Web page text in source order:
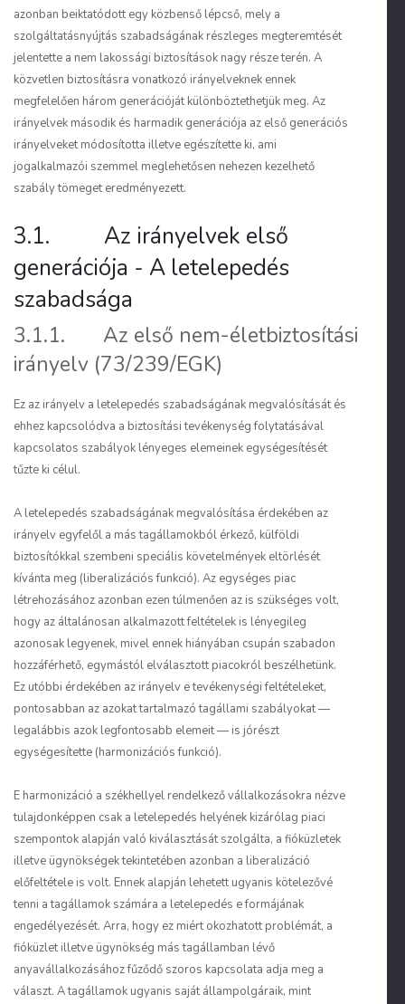
azonban beiktatódott egy közbenső lépcső, mely a
szolgáltatásnyújtás szabadságának részleges megteremtését
jelentette a nem lakossági biztosítások nagy része terén. A
közvetlen biztosításra vonatkozó irányelveknek ennek
megfelelően három generációját különböztethetjük meg. Az
irányelvek második és harmadik generációja az első generációs
irányelveket módosította illetve egészítette ki, ami
jogalkalmazói szemmel meglehetősen nehezen kezelhető
szabály tömeget eredményezett.
3.1. Az irányelvek első
generációja - A letelepedés
szabadsága
3.1.1. Az első nem-életbiztosítási
irányelv (73/239/EGK)
Ez az irányelv a letelepedés szabadságának megvalósítását és
ehhez kapcsolódva a biztosítási tevékenység folytatásával
kapcsolatos szabályok lényeges elemeinek egységesítését
tűzte ki célul.
A letelepedés szabadságának megvalósítása érdekében az
irányelv egyfelől a más tagállamokból érkező, külföldi
biztosítókkal szembeni speciális követelmények eltörlését
kívánta meg (liberalizációs funkció). Az egységes piac
létrehozásához azonban ezen túlmenően az is szükséges volt,
hogy az általánosan alkalmazott feltételek is lényegileg
azonosak legyenek, mivel ennek hiányában csupán szabadon
hozzáférhető, egymástól elválasztott piacokról beszélhetünk.
Ez utóbbi érdekében az irányelv e tevékenységi feltételeket,
pontosabban az azokat tartalmazó tagállami szabályokat —
legalábbis azok legfontosabb elemeit — is jórészt
egységesítette (harmonizációs funkció).
E harmonizáció a székhellyel rendelkező vállalkozásokra nézve
tulajdonképpen csak a letelepedés helyének kizárólag piaci
szempontok alapján való kiválasztását szolgálta, a fióküzletek
illetve ügynökségek tekintetében azonban a liberalizáció
előfeltétele is volt. Ennek alapján lehetett ugyanis kötelezővé
tenni a tagállamok számára a letelepedés e formájának
engedélyezését. Arra, hogy ez miért okozhatott problémát, a
fióküzlet illetve ügynökség más tagállamban lévő
anyavállalkozásához fűződő szoros kapcsolata adja meg a
választ. A tagállamok ugyanis saját állampolgáraik, mint